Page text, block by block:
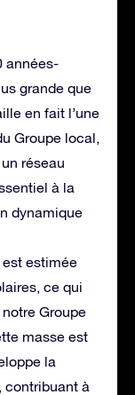
années-
grande que
en fait l’une
Groupe local,
réseau
à la
dynamique
est estimée
ce qui
Groupe
masse est
la
contribuant à